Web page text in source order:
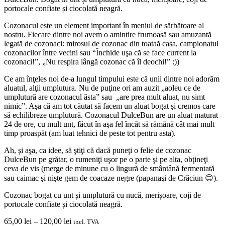
portocale confiate și ciocolată neagră.
Cozonacul este un element important în meniul de sărbătoare al
nostru. Fiecare dintre noi avem o amintire frumoasă sau amuzantă
legată de cozonaci: mirosul de cozonac din toataă casa, campionatul
cozonacilor între vecini sau “Închide uşa că se face current la
cozonaci!”, „Nu respira lângă cozonac că îl deochi!” :))
Ce am înţeles noi de-a lungul timpului este că unii dintre noi adorăm
aluatul, alţii umplutura. Nu de puţine ori am auzit „aoleu ce de
umplutură are cozonacul ăsta” sau „are prea mult aluat, nu simt
nimic”. Aşa că am tot căutat să facem un aluat bogat şi cremos care
să echilibreze umplutură. Cozonacul DulceBun are un aluat maturat
24 de ore, cu mult unt, făcut în aşa fel încât să rămână cât mai mult
timp proaspăt (am luat tehnici de peste tot pentru asta).
Ah, şi aşa, ca idee, să ştiţi că dacă puneţi o felie de cozonac
DulceBun pe grătar, o rumeniţi uşor pe o parte şi pe alta, obţineţi
ceva de vis (merge de minune cu o lingură de smântână fermentată
sau caimac şi nişte gem de coacaze negre (papanaşi de Crăciun 😊).
Cozonac bogat cu unt și umplutură cu nucă, merișoare, coji de
portocale confiate și ciocolată neagră.
65,00 lei – 120,00 lei Interval
incl. TVA